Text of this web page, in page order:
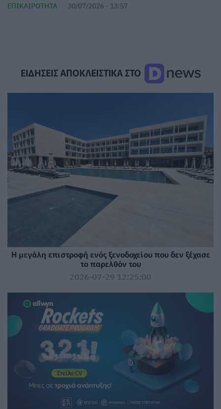
ΕΠΙΚΑΙΡΌΤΗΤΑ 30/07/2026 - 13:57
ΕΙΔΗΣΕΙΣ ΑΠΟΚΛΕΙΣΤΙΚΑ ΣΤΟ
Η μεγάλη επιστροφή ενός ξενοδοχείου που δεν ξέχασε
το παρελθόν του
2026-07-29 12:25:00